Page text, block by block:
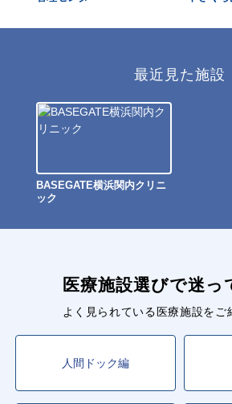
最近見た施設
BASEGATE横浜関内クリニ
ック
医療施設選びで迷っ
よく見られている医療施設をご
人間ドック編